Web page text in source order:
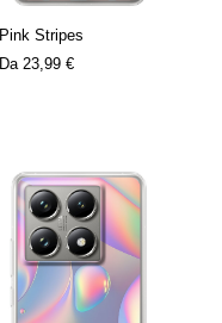
Pink Stripes
Da 23,99 €